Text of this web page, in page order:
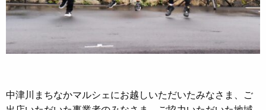
中津川まちなかマルシェにお越しいただいたみなさま、ご